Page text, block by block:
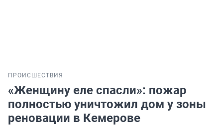
ПРОИСШЕСТВИЯ
«Женщину еле спасли»: пожар
полностью уничтожил дом у зоны
реновации в Кемерове